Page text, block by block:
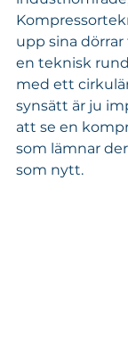
upp sina dörrar
en teknisk
med ett
synsätt är ju
att se en
som lämnar
som nytt.